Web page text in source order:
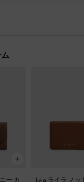
ー カ
Lyla ライラ ノッ